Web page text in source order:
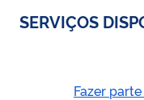
SERVIÇOS
Fazer